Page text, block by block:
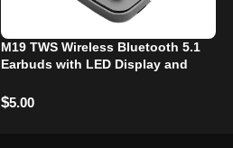
M19 TWS Wireless Bluetooth 5.1
Earbuds with LED Display and
$5.00